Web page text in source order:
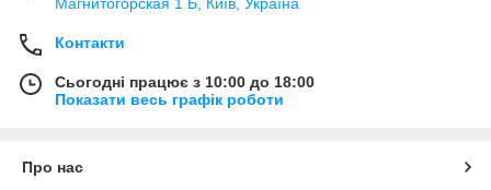
Контакти
Сьогодні працює з 10:00 до 18:00
Показати весь графік роботи
Про нас